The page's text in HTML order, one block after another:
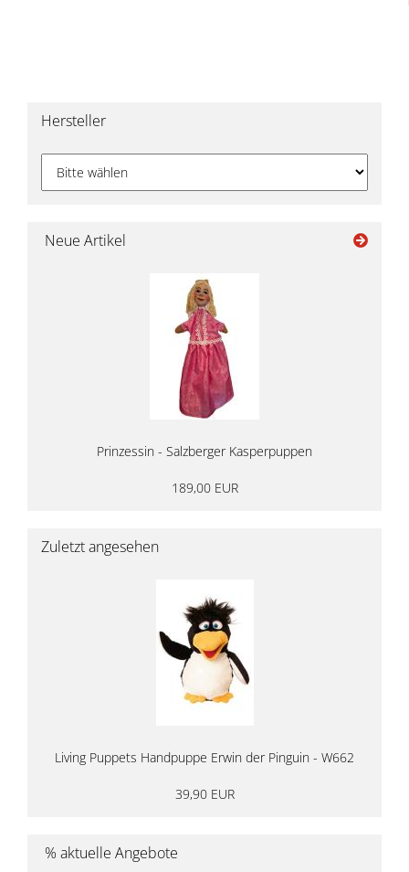
Hersteller
Neue Artikel
Prinzessin - Salzberger Kasperpuppen
189,00 EUR
Zuletzt angesehen
Living Puppets Handpuppe Erwin der Pinguin - W662
39,90 EUR
% aktuelle Angebote